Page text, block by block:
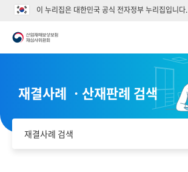
이 누리집은 대한민국 공식 전자정부 누리집입니다.
재결사례 ㆍ산재판례 검색
재결사례 검색